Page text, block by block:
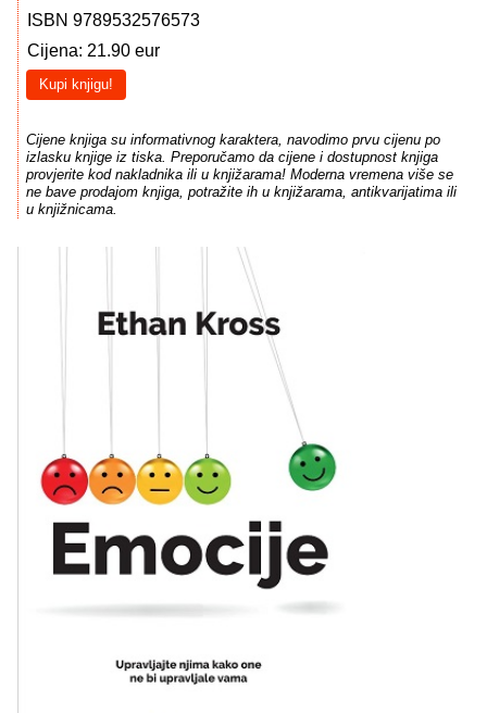
ISBN 9789532576573
Cijena: 21.90 eur
Kupi knjigu!
Cijene knjiga su informativnog karaktera, navodimo prvu cijenu po
izlasku knjige iz tiska. Preporučamo da cijene i dostupnost knjiga
provjerite kod nakladnika ili u knjižarama! Moderna vremena više se
ne bave prodajom knjiga, potražite ih u knjižarama, antikvarijatima ili
u knjižnicama.